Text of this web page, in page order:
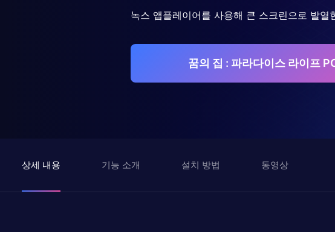
녹스 앱플레이어를 사용해 큰 스크린으로 발
꿈의 집 : 파라다이스 라이프
상세 내용 기능 소개 설치 방법 동영상